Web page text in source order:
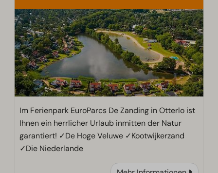
Im Ferienpark EuroParcs De Zanding in Otterlo ist
Ihnen ein herrlicher Urlaub inmitten der Natur
garantiert! ✓De Hoge Veluwe ✓Kootwijkerzand
✓Die Niederlande